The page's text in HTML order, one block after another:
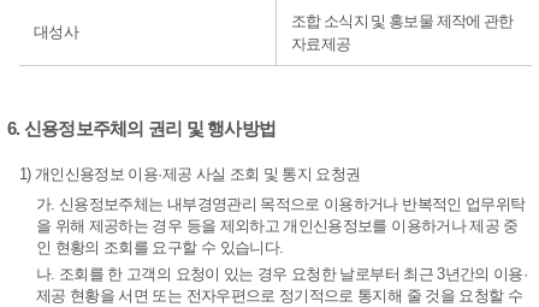
대성사
조합 소식지 및 홍보물 제작에 관한
자료제공
6. 신용정보주체의 권리 및 행사방법
1) 개인신용정보 이용·제공 사실 조회 및 통지 요청권
가. 신용정보주체는 내부경영관리 목적으로 이용하거나 반복적인 업무위탁
을 위해 제공하는 경우 등을 제외하고 개인신용정보를 이용하거나 제공 중
인 현황의 조회를 요구할 수 있습니다.
나. 조회를 한 고객의 요청이 있는 경우 요청한 날로부터 최근 3년간의 이용·
제공 현황을 서면 또는 전자우편으로 정기적으로 통지해 줄 것을 요청할 수